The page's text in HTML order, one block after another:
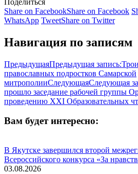
Share on FacebookShare on Facebook
WhatsApp TweetShare on Twitter
Навигация по записям
ПредыдущаяПредыдущая запись:
православных подростков Самарской
митрополииСледующаяСледующая
прошло заседание рабочей группы
проведению XXI Образовательных
Вам будет интересно:
В Якутске завершился второй
Всероссийского конкурса «За
03.08.2026